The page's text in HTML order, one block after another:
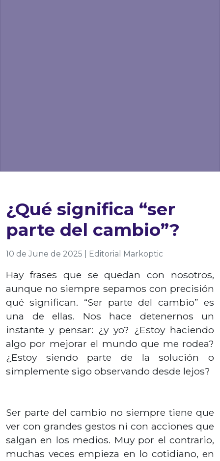
¿Qué significa “ser
parte del cambio”?
10 de June de 2025 | Editorial Markoptic
Hay frases que se quedan con nosotros,
aunque no siempre sepamos con precisión
qué significan. “Ser parte del cambio” es
una de ellas. Nos hace detenernos un
instante y pensar: ¿y yo? ¿Estoy haciendo
algo por mejorar el mundo que me rodea?
¿Estoy siendo parte de la solución o
simplemente sigo observando desde lejos?
Ser parte del cambio no siempre tiene que
ver con grandes gestos ni con acciones que
salgan en los medios. Muy por el contrario,
muchas veces empieza en lo cotidiano, en